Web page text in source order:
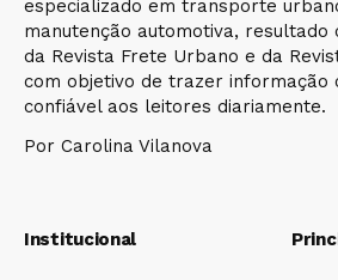
especializado em transporte
manutenção automotiva, resultado
da Revista Frete Urbano e da
com objetivo de trazer informação
confiável aos leitores diariamente.
Por Carolina Vilanova
Institucional